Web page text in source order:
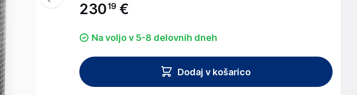
23019 €
Na voljo v 5-8 delovnih dneh
Dodaj v košarico